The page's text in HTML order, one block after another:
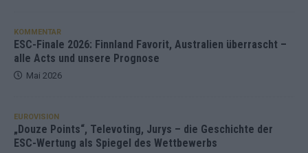
KOMMENTAR
ESC-Finale 2026: Finnland Favorit, Australien überrascht –
alle Acts und unsere Prognose
Mai 2026
EUROVISION
„Douze Points“, Televoting, Jurys – die Geschichte der
ESC-Wertung als Spiegel des Wettbewerbs